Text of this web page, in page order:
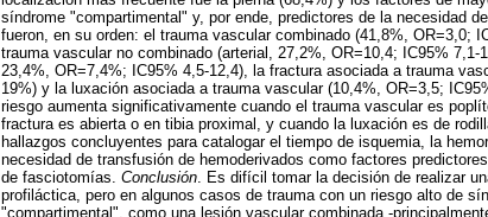
síndrome "compartimental" y, por ende, predictores de la necesidad
fueron, en su orden: el trauma vascular combinado (41,8%, OR=3,0;
trauma vascular no combinado (arterial, 27,2%, OR=10,4; IC95% 7,1-
23,4%, OR=7,4%; IC95% 4,5-12,4), la fractura asociada a trauma
19%) y la luxación asociada a trauma vascular (10,4%, OR=3,5;
riesgo aumenta significativamente cuando el trauma vascular es
fractura es abierta o en tibia proximal, y cuando la luxación es de
hallazgos concluyentes para catalogar el tiempo de isquemia, la
necesidad de transfusión de hemoderivados como factores
de fasciotomías. Conclusión. Es difícil tomar la decisión de realizar
profiláctica, pero en algunos casos de trauma con un riesgo alto de
"compartimental", como una lesión vascular combinada -